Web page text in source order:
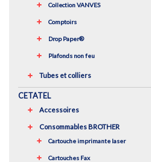
Collection VANVES
Comptoirs
Drop Paper®
Plafonds non feu
Tubes et colliers
CETATEL
Accessoires
Consommables BROTHER
Cartouche imprimante laser
Cartouches Fax